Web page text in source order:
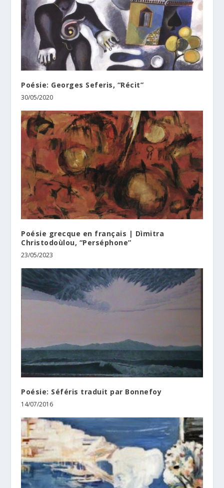
Poésie: Georges Seferis, “Récit”
30/05/2020
Poésie grecque en français | Dìmitra
Christodoùlou, “Perséphone”
23/05/2023
Poésie: Séféris traduit par Bonnefoy
14/07/2016